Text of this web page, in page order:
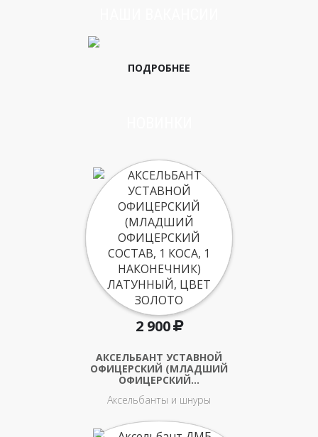
ПОДРОБНЕЕ
2 900
АКСЕЛЬБАНТ УСТАВНОЙ
ОФИЦЕРСКИЙ (МЛАДШИЙ
ОФИЦЕРСКИЙ…
Аксельбанты и шнуры